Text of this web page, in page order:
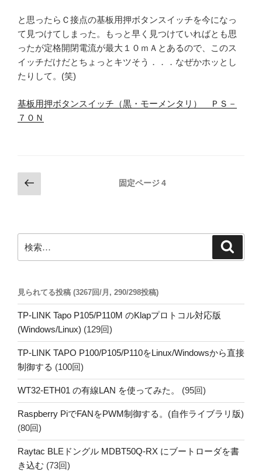
と思ったらＣ接点の基板用押ボタンスイッチを今になっ
て見つけてしまった。もっと早く見つけていればとも思
ったが定格開閉電流が最大１０ｍＡとあるので、このス
イッチだけだとちょっとキツそう．．．なぜかホッとし
たりして。(笑)
基板用押ボタンスイッチ（黒・モーメンタリ） ＰＳ－
７０Ｎ
投
稿
ー
ジ
り
前
の
ジ
固定ページ4
索:
見られてる投稿 (3267回/月, 290/298投稿)
TP-LINK Tapo P105/P110M のKlapプロトコル対応版
(Windows/Linux) (129回)
TP-LINK TAPO P100/P105/P110をLinux/Windowsから直接
制御する (100回)
WT32-ETH01 の有線LAN を使ってみた。 (95回)
Raspberry PiでFANをPWM制御する。(自作ライブラリ版)
(80回)
Raytac BLEドングル MDBT50Q-RX にブートローダを書
き込む (73回)